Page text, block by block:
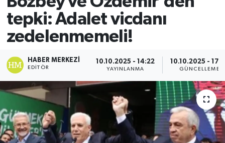
tepki: Adalet vicdanı
zedelenmemeli!
HABER MERKEZI
EDITÖR
10.10.2025 - 14:22
YAYINLANMA
10.10.2025 -
GÜNCELLEME